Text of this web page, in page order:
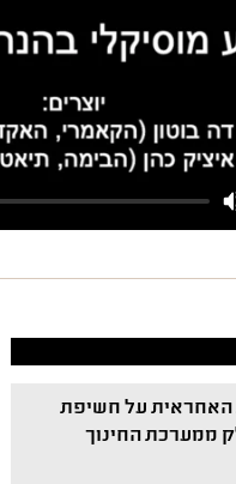
האחראית על חשיפת
ממערכת החינוך